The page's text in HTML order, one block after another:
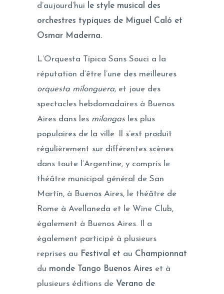
d’aujourd’hui
le style musical des
orchestres typiques de Miguel Caló et
Osmar Maderna.
L’Orquesta Típica Sans Souci a la
réputation d’être l’une des meilleures
orquesta milonguera, et joue des
spectacles hebdomadaires à Buenos
Aires dans les milongasles plus
populaires de la ville. Il s’est produit
régulièrement sur différentes scènes
dans toute l’Argentine, y compris le
théâtre municipal général de San
Martín, à Buenos Aires, le théâtre de
Rome à Avellaneda et le Wine Club,
également à Buenos Aires. Il a
également participé à plusieurs
reprises au Festival et au Championnat
du monde Tango Buenos Aires et à
plusieurs éditions de Verano de